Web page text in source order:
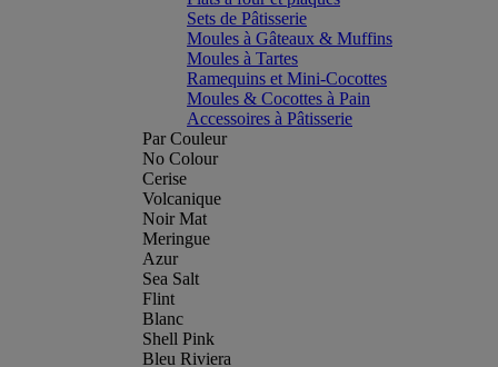
Sets de Pâtisserie
Moules à Gâteaux & Muffins
Moules à Tartes
Ramequins et Mini-Cocottes
Moules & Cocottes à Pain
Accessoires à Pâtisserie
Par Couleur
No Colour
Cerise
Volcanique
Noir Mat
Meringue
Azur
Sea Salt
Flint
Blanc
Shell Pink
Bleu Riviera